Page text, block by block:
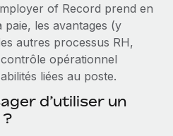
sur les risques en
informatiques
of Record prend en
les avantages (y
autres processus RH,
opérationnel
liées au poste.
d’utiliser un